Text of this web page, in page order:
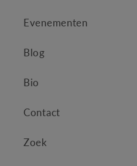
Evenementen
Blog
Bio
Contact
Zoek